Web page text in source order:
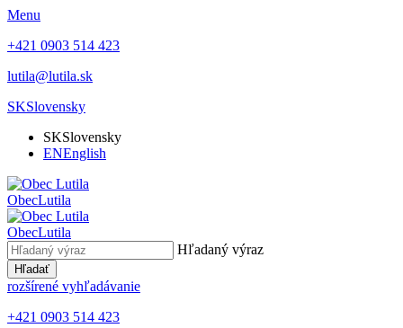
Menu
+421 0903 514 423
lutila@lutila.sk
SKSlovensky
SKSlovensky
ENEnglish
ObecLutila
ObecLutila
Hľadaný výraz
Hľadať
rozšírené vyhľadávanie
+421 0903 514 423